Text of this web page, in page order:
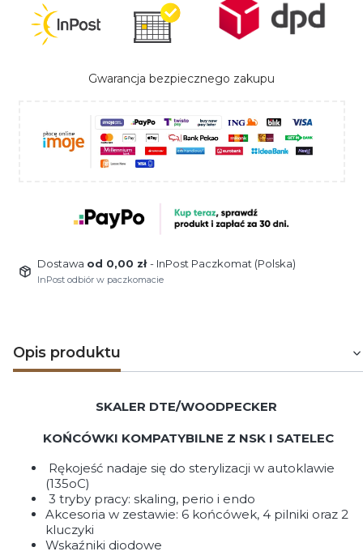
Gwarancja bezpiecznego zakupu
Dostawa od 0,00 zł- InPost Paczkomat (Polska)
InPost odbiór w paczkomacie
Opis produktu
SKALER DTE/WOODPECKER
KOŃCÓWKI KOMPATYBILNE Z NSK I SATELEC
Rękojeść nadaje się do sterylizacji w autoklawie
(135oC)
3 tryby pracy: skaling, perio i endo
Akcesoria w zestawie: 6 końcówek, 4 pilniki oraz 2
kluczyki
Wskaźniki diodowe